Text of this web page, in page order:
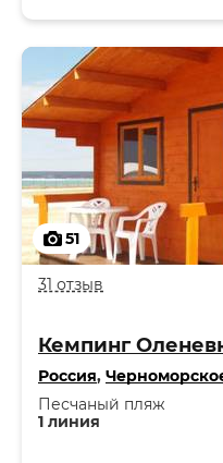
51
31 отзыв
Кемпинг
Россия,
1 линия
Песчаный пляж